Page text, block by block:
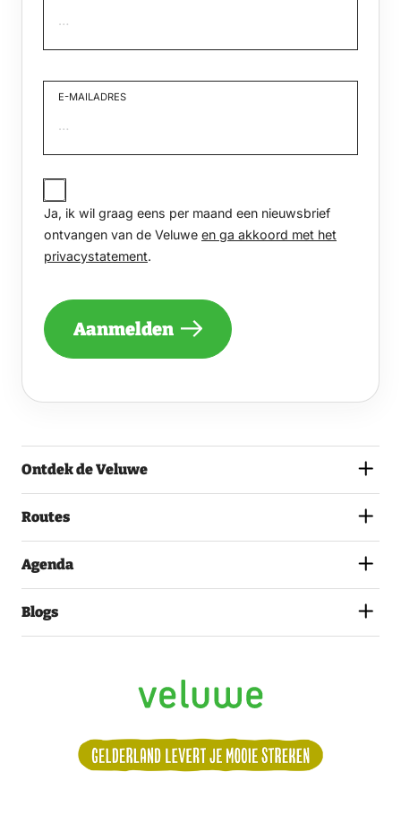
E-MAILADRES
JA,
IK
WIL
GRAAG
PER
EEN
ONTVANGEN
EN
HET
Ja, ik wil graag eens per maand een nieuwsbrief
ontvangen van de Veluwe en ga akkoord met het
privacystatement.
Aanmelden
Ontdek de Veluwe
Routes
Agenda
Blogs